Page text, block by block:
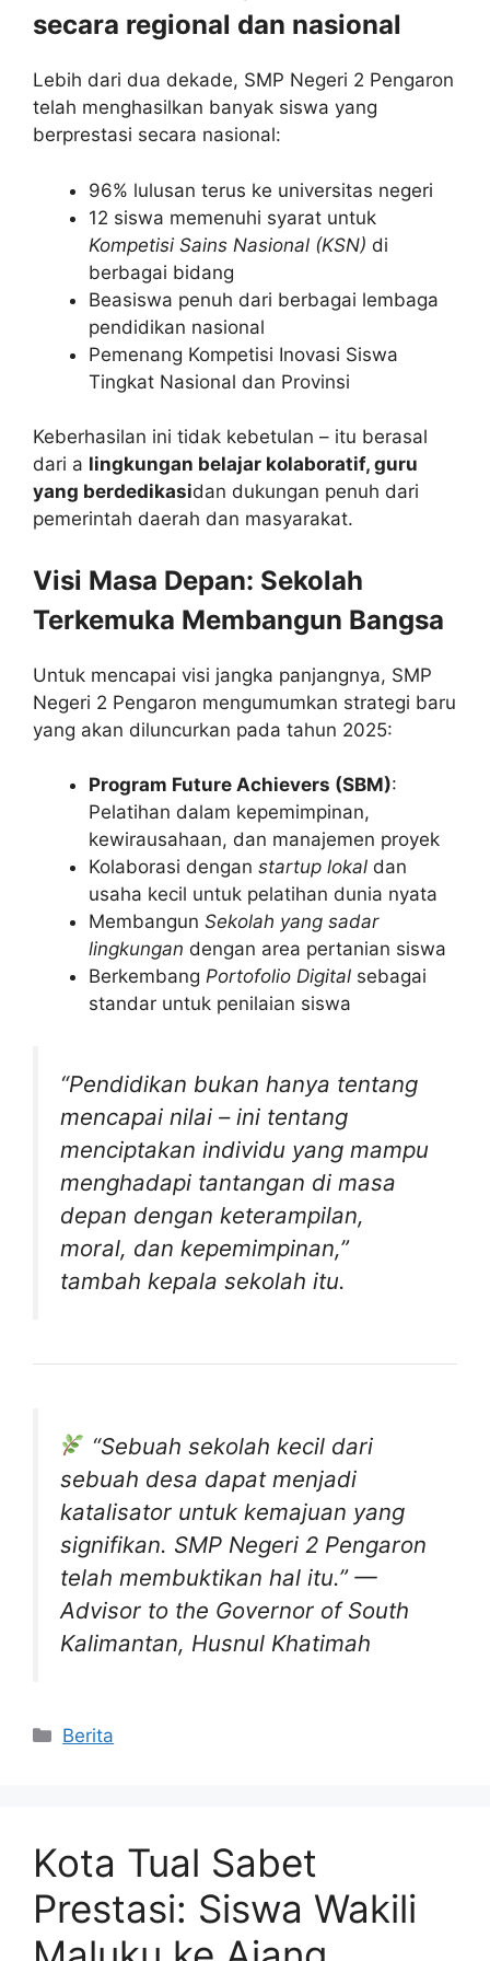
secara regional dan nasional
Lebih dari dua dekade, SMP Negeri 2 Pengaron
telah menghasilkan banyak siswa yang
berprestasi secara nasional:
96% lulusan terus ke universitas negeri
12 siswa memenuhi syarat untuk
Kompetisi Sains Nasional (KSN) di
berbagai bidang
Beasiswa penuh dari berbagai lembaga
pendidikan nasional
Pemenang Kompetisi Inovasi Siswa
Tingkat Nasional dan Provinsi
Keberhasilan ini tidak kebetulan – itu berasal
dari a lingkungan belajar kolaboratif, guru
yang berdedikasidan dukungan penuh dari
pemerintah daerah dan masyarakat.
Visi Masa Depan: Sekolah
Terkemuka Membangun Bangsa
Untuk mencapai visi jangka panjangnya, SMP
Negeri 2 Pengaron mengumumkan strategi baru
yang akan diluncurkan pada tahun 2025:
Program Future Achievers (SBM):
Pelatihan dalam kepemimpinan,
kewirausahaan, dan manajemen proyek
Kolaborasi dengan startup lokal dan
usaha kecil untuk pelatihan dunia nyata
Membangun Sekolah yang sadar
lingkungan dengan area pertanian siswa
Berkembang Portofolio Digital sebagai
standar untuk penilaian siswa
“Pendidikan bukan hanya tentang
mencapai nilai – ini tentang
menciptakan individu yang mampu
menghadapi tantangan di masa
depan dengan keterampilan,
moral, dan kepemimpinan,”
tambah kepala sekolah itu.
“Sebuah sekolah kecil dari
sebuah desa dapat menjadi
katalisator untuk kemajuan yang
signifikan. SMP Negeri 2 Pengaron
telah membuktikan hal itu.”—
Advisor to the Governor of South
Kalimantan, Husnul Khatimah
Kategori
Berita
Kota Tual Sabet
Prestasi: Siswa Wakili